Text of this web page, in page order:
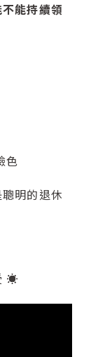
能持續領
色
聰明的退休
☀️